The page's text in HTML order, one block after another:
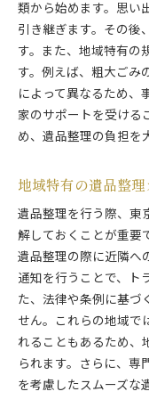
東京都・埼
東京都と埼玉県
ント
整理作業を
地域特有の
作業時間を
遺品整理を
遺品整理でよく
遺品整理の
よくある法
遺品整理中
遺品の査定
東京都・埼
費用に関す
類から始めます。思い
引き継ぎます。その後
す。また、地域特有の
す。例えば、粗大ごみ
によって異なるため、
家のサポートを受ける
め、遺品整理の負担を
地域特有の遺品整
遺品整理を行う際、東
解しておくことが重要
遺品整理の際に近隣へ
通知を行うことで、ト
た、法律や条例に基づ
せん。これらの地域で
れることもあるため、
られます。さらに、専
を考慮したスムーズな